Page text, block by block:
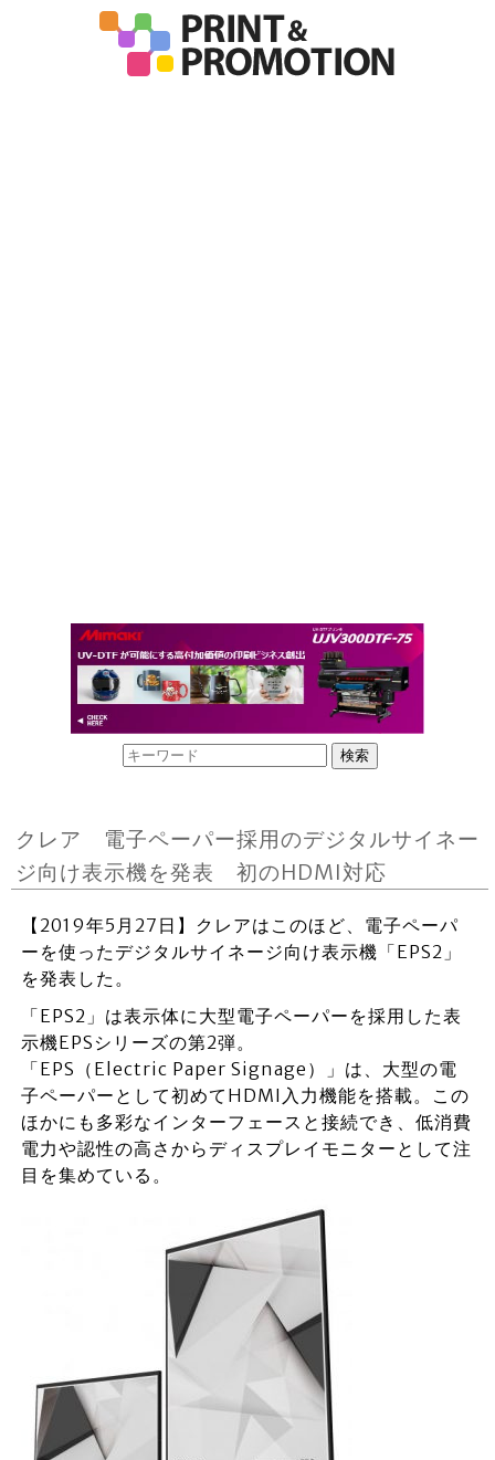
クレア 電子ペーパー採用のデジタルサイネー
ジ向け表示機を発表 初のHDMI対応
【2019年5月27日】クレアはこのほど、電子ペーパ
ーを使ったデジタルサイネージ向け表示機「EPS2」
を発表した。
「EPS2」は表示体に大型電子ペーパーを採用した表
示機EPSシリーズの第2弾。
「EPS（Electric Paper Signage）」は、大型の電
子ペーパーとして初めてHDMI入力機能を搭載。この
ほかにも多彩なインターフェースと接続でき、低消費
電力や認性の高さからディスプレイモニターとして注
目を集めている。